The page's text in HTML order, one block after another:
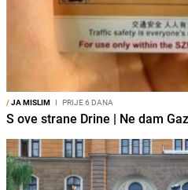
/JA MISLIM I PRIJE 6 DANA
S ove strane Drine | Ne dam